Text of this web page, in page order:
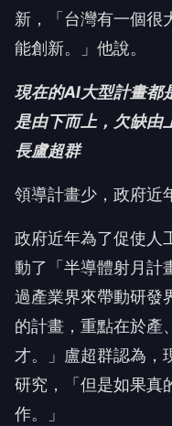
新，「台灣有一個很
能創新。」他說。
現在的AI大型計畫都
是由下而上，欠缺由
長盧超群
領導計畫少，政府近
政府近年為了促使人
動了「半導體射月計
過產業界來帶動研發
的計畫，重點在於產
才。」盧超群認為，
研究，「但是如果真
作。」